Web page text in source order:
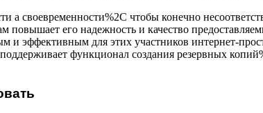
а своевременности%2C чтобы конечно
повышает его надежность и качество
и эффективным для этих участников интернет-
функционал создания резервных